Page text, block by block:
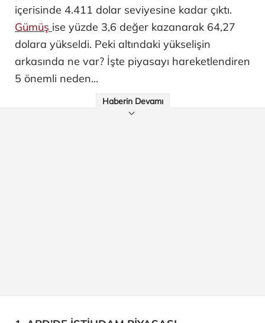
içerisinde 4.411 dolar seviyesine kadar çıktı.
Gümüş ise yüzde 3,6 değer kazanarak 64,27
dolara yükseldi. Peki altındaki yükselişin
arkasında ne var? İşte piyasayı hareketlendiren
5 önemli neden...
Haberin Devamı